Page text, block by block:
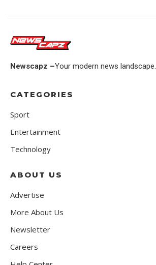
Newscapz –Your modern news landscape.
CATEGORIES
Sport
Entertainment
Technology
ABOUT US
Advertise
More About Us
Newsletter
Careers